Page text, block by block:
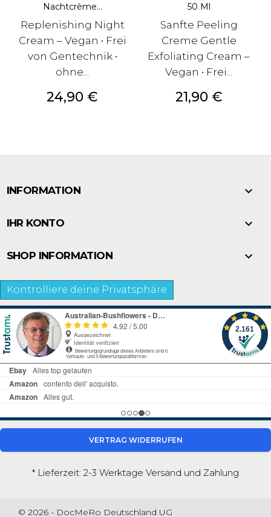
Nachtcrème...
Replenishing Night
Cream – Vegan • Frei
von Gentechnik •
ohne...
Preis
24,90 €
50 Ml
Sanfte Peeling
Creme Gentle
Exfoliating Cream –
Vegan • Frei...
Preis
21,90 €
INFORMATION 
IHR KONTO 
SHOP INFORMATION 
Kontrolliere deine Privatsphäre
VERTRAG WIDERRUFEN
* Lieferzeit: 2-3 Werktage Versand und Zahlung
© 2026 - DocMeRo Deutschland UG